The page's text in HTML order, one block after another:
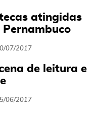
atingidas
Pernambuco
07/2017
de leitura e
06/2017